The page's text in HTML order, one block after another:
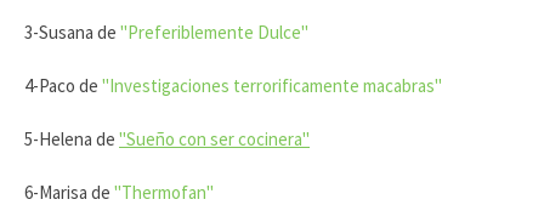
3-Susana de "Preferiblemente Dulce"
4-Paco de "Investigaciones terrorificamente macabras"
5-Helena de "Sueño con ser cocinera"
6-Marisa de "Thermofan"